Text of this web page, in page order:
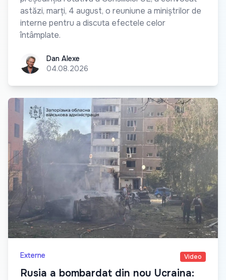
astăzi, marți, 4 august, o reuniune a miniștrilor de
interne pentru a discuta efectele celor
întâmplate.
Dan AlexeDan Alexe
04.08.2026
Externe Video
Rusia a bombardat din nou Ucraina: